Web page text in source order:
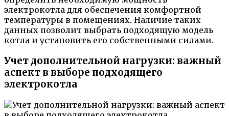
электрокотла для обеспечения комфортной
температуры в помещениях. Наличие таких
данных позволит выбрать подходящую модель
котла и установить его собственными силами.
Учет дополнительной нагрузки: важный
аспект в выборе подходящего
электрокотла